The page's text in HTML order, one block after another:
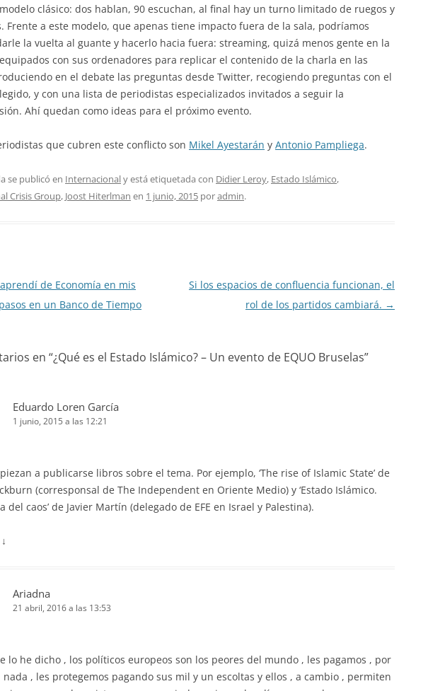
clásico: dos hablan, 90 escuchan, al final hay un turno limitado de ruegos y
Frente a este modelo, que apenas tiene impacto fuera de la sala, podríamos
la vuelta al guante y hacerlo hacia fuera: streaming, quizá menos gente en la
con sus ordenadores para replicar el contenido de la charla en las
en el debate las preguntas desde Twitter, recogiendo preguntas con el
y con una lista de periodistas especializados invitados a seguir la
Ahí quedan como ideas para el próximo evento.
que cubren este conflicto son Mikel Ayestarán y Antonio Pampliega.
se publicó en Internacionaly está etiquetada con Didier Leroy, Estado Islámico,
Crisis Group, Joost Hiterlman en 1 junio, 2015 poradmin.
de Economía en mis
en un Banco de Tiempo
Si los espacios de confluencia funcionan, el
rol de los partidos cambiará. →
en “¿Qué es el Estado Islámico? – Un evento de EQUO Bruselas”
Eduardo Loren García
1 junio, 2015 a las 12:21
a publicarse libros sobre el tema. Por ejemplo, ‘The rise of Islamic State’ de
(corresponsal de The Independent en Oriente Medio) y ‘Estado Islámico.
del caos’ de Javier Martín (delegado de EFE en Israel y Palestina).
↓
Ariadna
21 abril, 2016 a las 13:53
lo he dicho , los políticos europeos son los peores del mundo , les pagamos , por
nada , les protegemos pagando sus mil y un escoltas y ellos , a cambio , permiten